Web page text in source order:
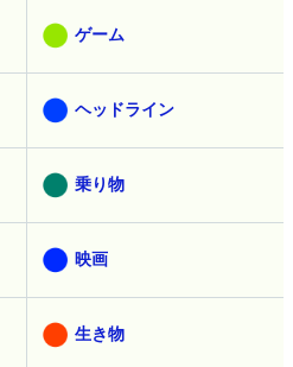
ゲーム
ヘッドライン
乗り物
映画
生き物